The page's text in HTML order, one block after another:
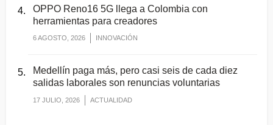
OPPO Reno16 5G llega a Colombia con
herramientas para creadores
6 AGOSTO, 2026 INNOVACIÓN
Medellín paga más, pero casi seis de cada diez
salidas laborales son renuncias voluntarias
17 JULIO, 2026 ACTUALIDAD